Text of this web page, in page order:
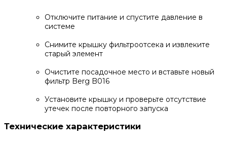
Отключите питание и спустите давление в
системе
Снимите крышку фильтроотсека и извлеките
старый элемент
Очистите посадочное место и вставьте новый
фильтр Berg B016
Установите крышку и проверьте отсутствие
утечек после повторного запуска
Технические характеристики